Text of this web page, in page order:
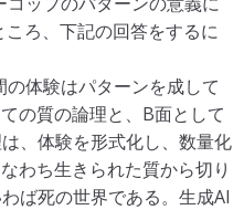
．精神科治療学 28(2）: 2
pb.co.jp/search/bo01/b
．「妄想の臨床」（鹿島晴
記編）, 新興医学出版社, 86
ろ、下記の回答をするに
の体験はパターンを成して
の質の論理と、B面として
、体験を形式化し、数量化
わち生きられた質から切り
ば死の世界である。生成AI